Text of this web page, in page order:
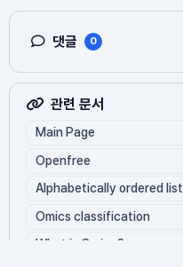
댓글 0
관련 문서
Main Page
Openfree
Alphabetically ordered
Omics classification
What is Oming?